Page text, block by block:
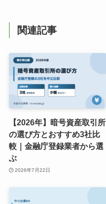
関連記事
【2026年】暗号資産取引所
の選び方とおすすめ3社比
較｜金融庁登録業者から選
ぶ
2026年7月22日